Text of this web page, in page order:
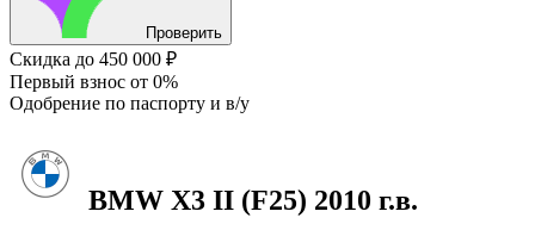
Проверить
Скидка до 450 000 ₽
Первый взнос от 0%
Одобрение по паспорту и в/у
BMW X3 II (F25) 2010 г.в.